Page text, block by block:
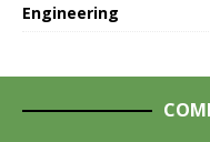
Engineering